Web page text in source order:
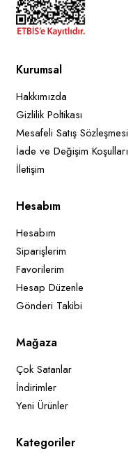
Kurumsal
Hakkımızda
Gizlilik Poltikası
Mesafeli Satış Sözleşmesi
İade ve Değişim Koşulları
İletişim
Hesabım
Hesabım
Siparişlerim
Favorilerim
Hesap Düzenle
Gönderi Takibi
Mağaza
Çok Satanlar
İndirimler
Yeni Ürünler
Kategoriler